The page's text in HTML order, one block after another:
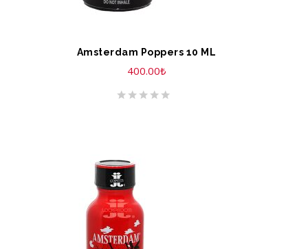
Amsterdam Poppers 10 ML
400.00₺